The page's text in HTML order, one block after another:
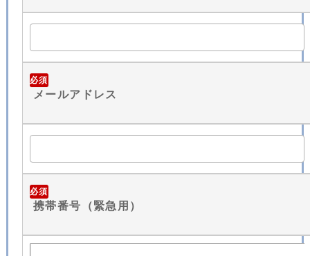
必須
メールアドレス
必須
携帯番号（緊急用）